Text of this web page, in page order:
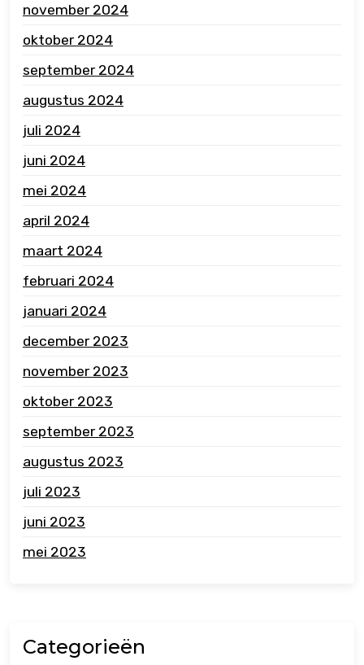
november 2024
oktober 2024
september 2024
augustus 2024
juli 2024
juni 2024
mei 2024
april 2024
maart 2024
februari 2024
januari 2024
december 2023
november 2023
oktober 2023
september 2023
augustus 2023
juli 2023
juni 2023
mei 2023
Categorieën